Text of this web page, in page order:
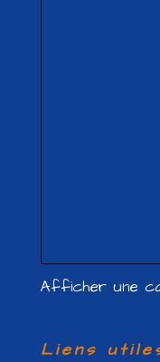
Afficher une
Liens